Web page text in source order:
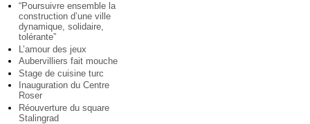
“Poursuivre ensemble la
construction d’une ville
dynamique, solidaire,
tolérante”
L’amour des jeux
Aubervilliers fait mouche
Stage de cuisine turc
Inauguration du Centre
Roser
Réouverture du square
Stalingrad